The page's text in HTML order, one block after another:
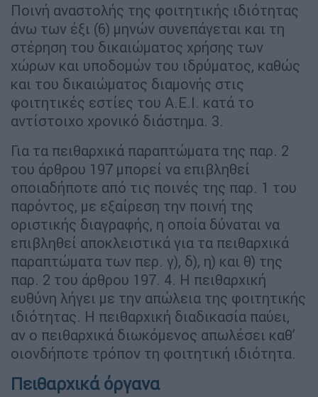
Ποινή αναστολής της φοιτητικής ιδιότητας
άνω των έξι (6) μηνών συνεπάγεται και τη
στέρηση του δικαιώματος χρήσης των
χώρων και υποδομών του ιδρύματος, καθώς
και του δικαιώματος διαμονής στις
φοιτητικές εστίες του Α.Ε.Ι. κατά το
αντίστοιχο χρονικό διάστημα. 3.
Για τα πειθαρχικά παραπτώματα της παρ. 2
του άρθρου 197 μπορεί να επιβληθεί
οποιαδήποτε από τις ποινές της παρ. 1 του
παρόντος, με εξαίρεση την ποινή της
οριστικής διαγραφής, η οποία δύναται να
επιβληθεί αποκλειστικά για τα πειθαρχικά
παραπτώματα των περ. γ), δ), η) και θ) της
παρ. 2 του άρθρου 197. 4. Η πειθαρχική
ευθύνη λήγει με την απώλεια της φοιτητικής
ιδιότητας. Η πειθαρχική διαδικασία παύει,
αν ο πειθαρχικά διωκόμενος απωλέσει καθ’
οιονδήποτε τρόπον τη φοιτητική ιδιότητα.
Πειθαρχικά όργανα